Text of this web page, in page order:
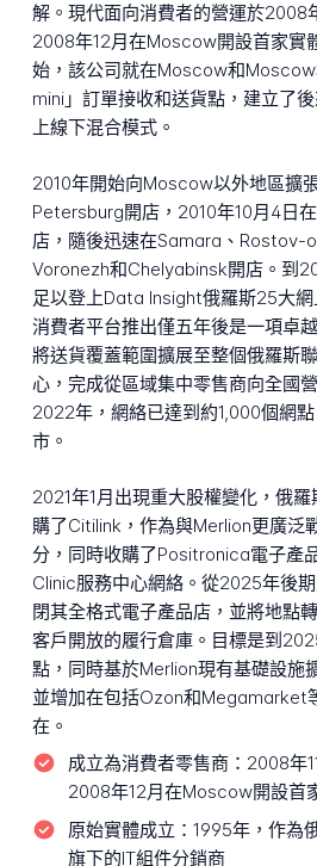
解。現代面向消費者的營運於2008
2008年12月在Moscow開設首家實
始，該公司就在Moscow和
mini」訂單接收和送貨點，建立了
上線下混合模式。
2010年開始向Moscow以外地區擴
Petersburg開店，2010年10月4日
店，隨後迅速在Samara、Rostov-
Voronezh和Chelyabinsk開店。到
足以登上Data Insight俄羅斯25大
消費者平台推出僅五年後是一項卓
將送貨覆蓋範圍擴展至整個俄羅斯
心，完成從區域集中零售商向全國
2022年，網絡已達到約1,000個網
市。
2021年1月出現重大股權變化，俄
購了Citilink，作為與Merlion更廣泛
分，同時收購了Positronica電子產
Clinic服務中心網絡。從2025年後
閉其全格式電子產品店，並將地點
客戶開放的履行倉庫。目標是到
點，同時基於Merlion現有基礎設施
並增加在包括Ozon和Megamarket
在。
成立為消費者零售商： 2008年
2008年12月在Moscow開設首
原始實體成立： 1995年，作為
旗下的IT組件分銷商